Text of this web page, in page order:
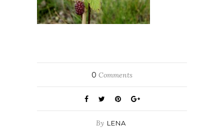
0 Comments
By LENA